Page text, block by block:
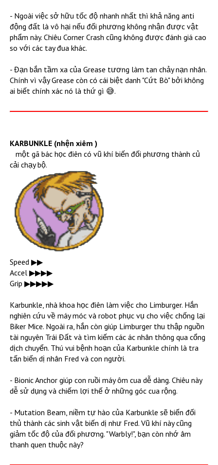
- Ngoài việc sở hữu tốc độ nhanh nhất thì khả năng anti
động đất là vô hại nếu đối phương không nhận được vật
phẩm này. Chiêu Corner Crash cũng không được đánh giá cao
so với các tay đua khác.
- Đạn bắn tầm xa của Grease tương làm tan chảy nạn nhân.
Chính vì vậy Grease còn có cái biệt danh "Cứt Bò" bởi không
ai biết chính xác nó là thứ gì 😅.
KARBUNKLE (nhện xiêm )
một gã bác học điên có vũ khí biến đối phương thành củ
cải chạy bộ.
Speed ▶︎▶︎
Accel ▶︎▶︎▶︎▶︎
Grip ▶︎▶︎▶︎▶︎▶︎
Karbunkle, nhà khoa học điên làm việc cho Limburger. Hắn
nghiên cứu về máy móc và robot phục vụ cho việc chống lại
Biker Mice. Ngoài ra, hắn còn giúp Limburger thu thập nguồn
tài nguyên Trái Đất và tìm kiếm các ác nhân thông qua cổng
dịch chuyển. Thú vui bệnh hoạn của Karbunkle chính là tra
tấn biến dị nhân Fred và con người.
- Bionic Anchor giúp con ruồi máy ôm cua dễ dàng. Chiêu này
dễ sử dụng và chiếm lợi thế ở những góc cua rộng.
- Mutation Beam, niềm tự hào của Karbunkle sẽ biến đối
thủ thành các sinh vật biến dị như Fred. Vũ khí này cũng
giảm tốc độ của đối phương. "Warbly!", bạn còn nhớ âm
thanh quen thuộc này?